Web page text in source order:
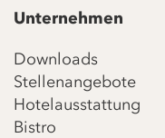
Unternehmen
Downloads
Stellenangebote
Hotelausstattung
Bistro